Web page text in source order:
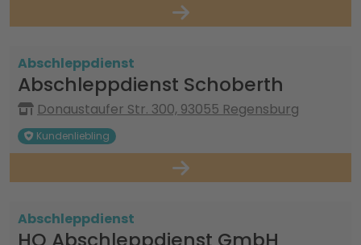
Abschleppdienst
Abschleppdienst Schoberth
Donaustaufer Str. 300, 93055 Regensburg
Kundenliebling
Abschleppdienst